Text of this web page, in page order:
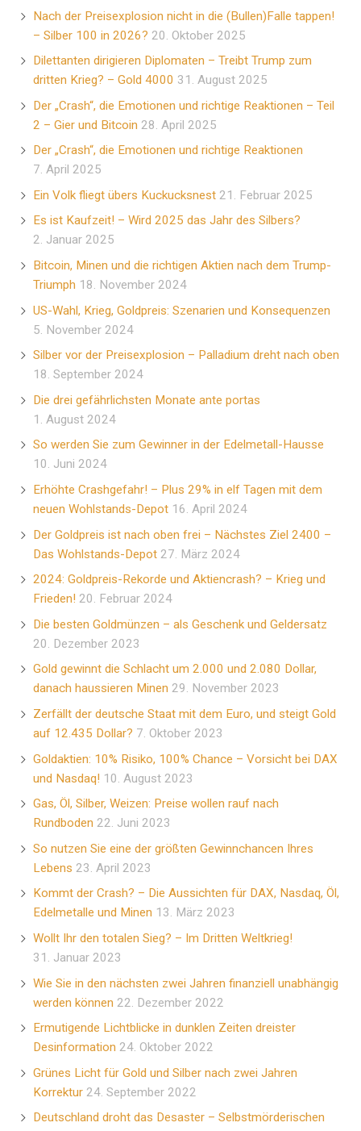
Nach der Preisexplosion nicht in die (Bullen)Falle tappen!
– Silber 100 in 2026? 20. Oktober 2025
Dilettanten dirigieren Diplomaten – Treibt Trump zum
dritten Krieg? – Gold 4000 31. August 2025
Der „Crash“, die Emotionen und richtige Reaktionen – Teil
2 – Gier und Bitcoin 28. April 2025
Der „Crash“, die Emotionen und richtige Reaktionen
7. April 2025
Ein Volk fliegt übers Kuckucksnest 21. Februar 2025
Es ist Kaufzeit! – Wird 2025 das Jahr des Silbers?
2. Januar 2025
Bitcoin, Minen und die richtigen Aktien nach dem Trump-
Triumph 18. November 2024
US-Wahl, Krieg, Goldpreis: Szenarien und Konsequenzen
5. November 2024
Silber vor der Preisexplosion – Palladium dreht nach oben
18. September 2024
Die drei gefährlichsten Monate ante portas
1. August 2024
So werden Sie zum Gewinner in der Edelmetall-Hausse
10. Juni 2024
Erhöhte Crashgefahr! – Plus 29% in elf Tagen mit dem
neuen Wohlstands-Depot 16. April 2024
Der Goldpreis ist nach oben frei – Nächstes Ziel 2400 –
Das Wohlstands-Depot 27. März 2024
2024: Goldpreis-Rekorde und Aktiencrash? – Krieg und
Frieden! 20. Februar 2024
Die besten Goldmünzen – als Geschenk und Geldersatz
20. Dezember 2023
Gold gewinnt die Schlacht um 2.000 und 2.080 Dollar,
danach haussieren Minen 29. November 2023
Zerfällt der deutsche Staat mit dem Euro, und steigt Gold
auf 12.435 Dollar? 7. Oktober 2023
Goldaktien: 10% Risiko, 100% Chance – Vorsicht bei DAX
und Nasdaq! 10. August 2023
Gas, Öl, Silber, Weizen: Preise wollen rauf nach
Rundboden 22. Juni 2023
So nutzen Sie eine der größten Gewinnchancen Ihres
Lebens 23. April 2023
Kommt der Crash? – Die Aussichten für DAX, Nasdaq, Öl,
Edelmetalle und Minen 13. März 2023
Wollt Ihr den totalen Sieg? – Im Dritten Weltkrieg!
31. Januar 2023
Wie Sie in den nächsten zwei Jahren finanziell unabhängig
werden können 22. Dezember 2022
Ermutigende Lichtblicke in dunklen Zeiten dreister
Desinformation 24. Oktober 2022
Grünes Licht für Gold und Silber nach zwei Jahren
Korrektur 24. September 2022
Deutschland droht das Desaster – Selbstmörderischen